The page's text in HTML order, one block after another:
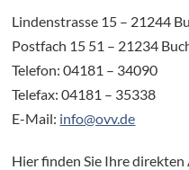
Lindenstrasse 15 – 21244
Postfach 15 51 – 21234
Telefon: 04181 – 34090
Telefax: 04181 – 35338
E-Mail: info@ovv.de
Hier finden Sie Ihre